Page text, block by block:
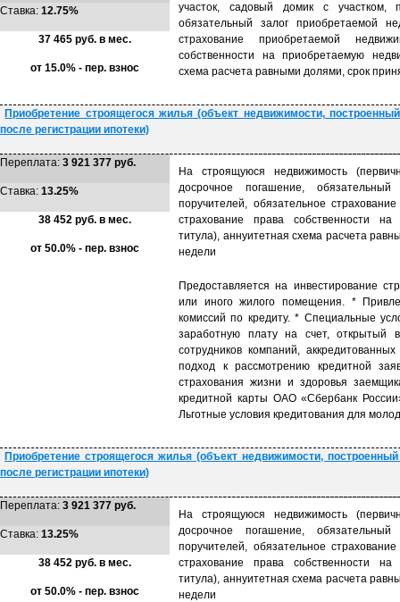
участок, садовый домик с участком,
обязательный залог приобретаемой
страхование приобретаемой
собственности на приобретаемую
схема расчета равными долями, срок
Ставка: 12.75%
37 465 руб. в мес.
от 15.0% - пер. взнос
Приобретение строящегося жилья (объект недвижимости,
после регистрации ипотеки)
Переплата: 3 921 377 руб.
На строящуюся недвижимость
досрочное погашение,
поручителей, обязательное
страхование права собственности
титула), аннуитетная схема расчета
недели
Ставка: 13.25%
38 452 руб. в мес.
от 50.0% - пер. взнос
Предоставляется на инвестирование
или иного жилого помещения. *
комиссий по кредиту. * Специальные
заработную плату на счет,
сотрудников компаний,
подход к рассмотрению кредитной
страхования жизни и здоровья
кредитной карты ОАО «Сбербанк
Льготные условия кредитования для
Приобретение строящегося жилья (объект недвижимости,
после регистрации ипотеки)
Переплата: 3 921 377 руб.
На строящуюся недвижимость
досрочное погашение,
поручителей, обязательное
страхование права собственности
титула), аннуитетная схема расчета
недели
Ставка: 13.25%
38 452 руб. в мес.
от 50.0% - пер. взнос